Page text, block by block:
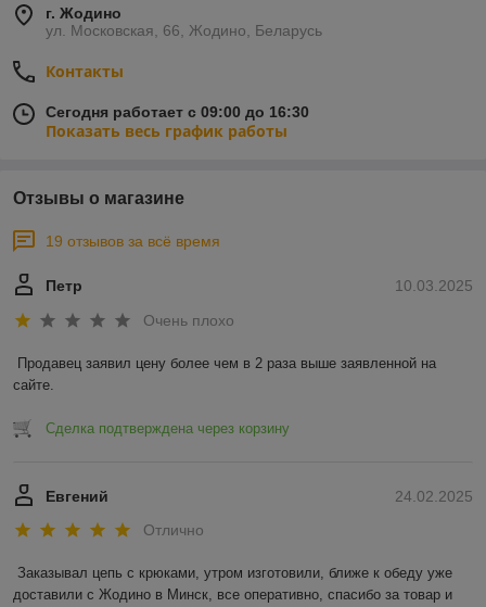
г. Жодино
ул. Московская, 66, Жодино, Беларусь
Контакты
Сегодня работает с 09:00 до 16:30
Показать весь график работы
Отзывы о магазине
19 отзывов за всё время
10.03.2025
Петр
Очень плохо
Продавец заявил цену более чем в 2 раза выше заявленной на
сайте.
Сделка подтверждена через корзину
24.02.2025
Евгений
Отлично
Заказывал цепь с крюками, утром изготовили, ближе к обеду уже
доставили с Жодино в Минск, все оперативно, спасибо за товар и